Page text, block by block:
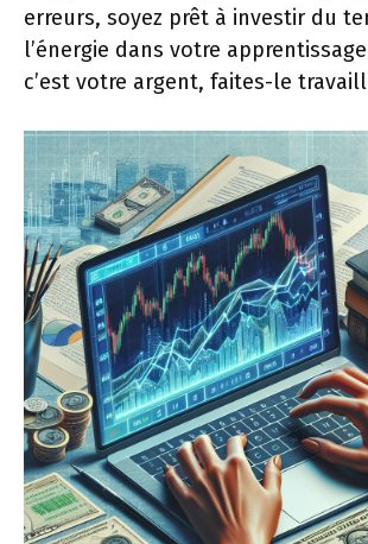
erreurs, soyez prêt à investir du
l’énergie dans votre
c’est votre argent, faites-le